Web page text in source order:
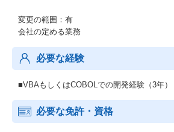
変更の範囲：有
会社の定める業務
必要な経験
■VBAもしくはCOBOLでの開発経験（3年）
必要な免許・資格